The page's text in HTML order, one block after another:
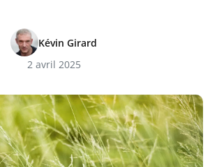
Kévin Girard
2 avril 2025